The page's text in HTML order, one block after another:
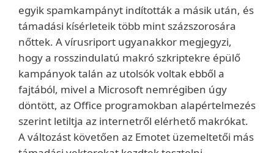
egyik spamkampányt indították a másik után, és
támadási kísérleteik több mint százszorosára
nőttek. A vírusriport ugyanakkor megjegyzi,
hogy a rosszindulatú makró szkriptekre épülő
kampányok talán az utolsók voltak ebből a
fajtából, mivel a Microsoft nemrégiben úgy
döntött, az Office programokban alapértelmezés
szerint letiltja az internetről elérhető makrókat.
A változást követően az Emotet üzemeltetői más